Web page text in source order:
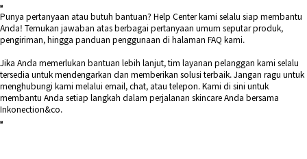
Punya pertanyaan atau butuh bantuan? Help Center kami selalu siap membantu
Anda! Temukan jawaban atas berbagai pertanyaan umum seputar produk,
pengiriman, hingga panduan penggunaan di halaman FAQ kami.
Jika Anda memerlukan bantuan lebih lanjut, tim layanan pelanggan kami selalu
tersedia untuk mendengarkan dan memberikan solusi terbaik. Jangan ragu untuk
menghubungi kami melalui email, chat, atau telepon. Kami di sini untuk
membantu Anda setiap langkah dalam perjalanan skincare Anda bersama
Inkonection&co.